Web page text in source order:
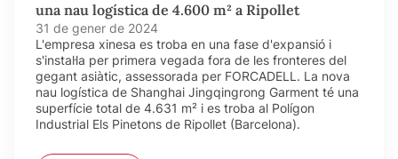
una nau logística de 4.600 m² a Ripollet
31 de gener de 2024
L'empresa xinesa es troba en una fase d'expansió i
s'instal·la per primera vegada fora de les fronteres del
gegant asiàtic, assessorada per FORCADELL. La nova
nau logística de Shanghai Jingqingrong Garment té una
superfície total de 4.631 m² i es troba al Polígon
Industrial Els Pinetons de Ripollet (Barcelona).